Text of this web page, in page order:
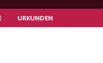
URKUNDEN